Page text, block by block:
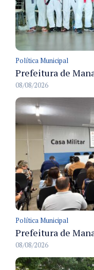
Política Municipal
08/08/2026
Política Municipal
08/08/2026